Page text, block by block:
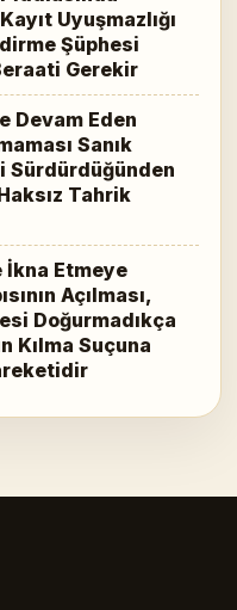
Uyuşmazlığı
Şüphesi
Gerekir
Devam Eden
Sanık
Sürdürdüğünden
Tahrik
Etmeye
Açılması,
Doğurmadıkça
Kılma Suçuna